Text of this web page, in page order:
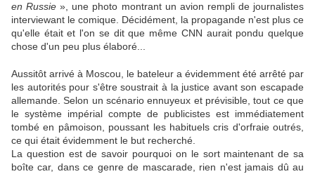
en Russie », une photo montrant un avion rempli de journalistes
interviewant le comique. Décidément, la propagande n'est plus ce
qu'elle était et l'on se dit que même CNN aurait pondu quelque
chose d'un peu plus élaboré...
Aussitôt arrivé à Moscou, le bateleur a évidemment été arrêté par
les autorités pour s'être soustrait à la justice avant son escapade
allemande. Selon un scénario ennuyeux et prévisible, tout ce que
le système impérial compte de publicistes est immédiatement
tombé en pâmoison, poussant les habituels cris d'orfraie outrés,
ce qui était évidemment le but recherché.
La question est de savoir pourquoi on le sort maintenant de sa
boîte car, dans ce genre de mascarade, rien n'est jamais dû au